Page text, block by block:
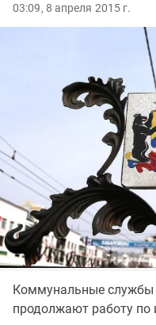
03:09, 8 апреля 2015 г.
Коммунальные службы
продолжают работу